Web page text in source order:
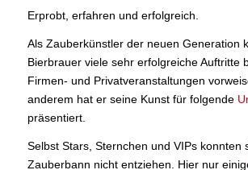
Erprobt, erfahren und erfolgreich.
Als Zauberkünstler der neuen Generation
Bierbrauer viele sehr erfolgreiche Auftritte
Firmen- und Privatveranstaltungen
anderem hat er seine Kunst für folgende
präsentiert.
Selbst Stars, Sternchen und VIPs konnten
Zauberbann nicht entziehen. Hier nur